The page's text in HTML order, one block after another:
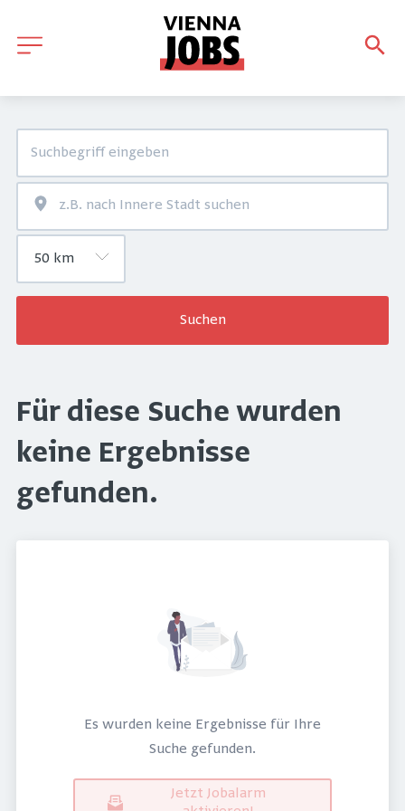
Suchen
Für diese Suche wurden
keine Ergebnisse
gefunden.
Es wurden keine Ergebnisse für Ihre
Suche gefunden.
Jetzt Jobalarm